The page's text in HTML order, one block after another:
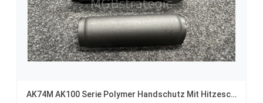
AK74M AK100 Serie Polymer Handschutz Mit Hitzeschutzblecheinsatz